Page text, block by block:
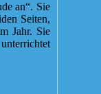
an“. Sie
Seiten,
Jahr. Sie